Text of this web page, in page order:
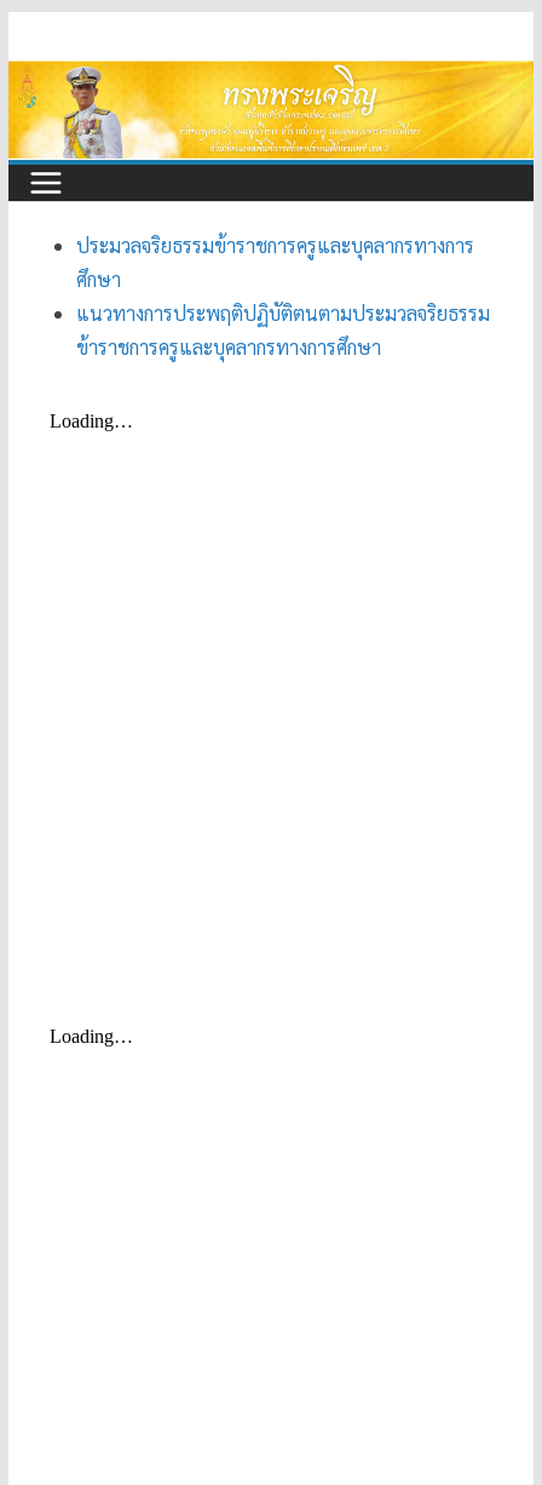
to
content
ประมวลจริยธรรมข้าราชการครูและบุคลากรทางการ
ศึกษา
แนวทางการประพฤติปฏิบัติตนตามประมวลจริยธรรม
ข้าราชการครูและบุคลากรทางการศึกษา